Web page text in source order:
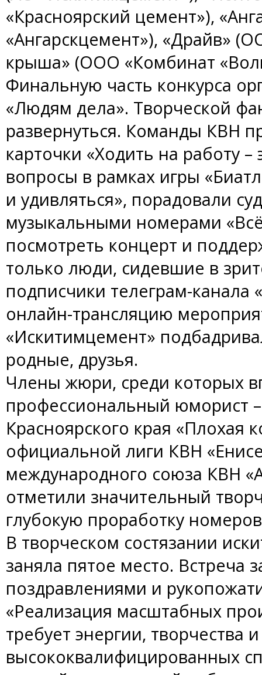
«Красноярский цемент»),
«Ангарскцемент»), «Драйв»
крыша» (ООО «Комбинат
Финальную часть конкурса
«Людям дела». Творческой
развернуться. Команды КВН
карточки «Ходить на работу
вопросы в рамках игры
и удивляться», порадовали
музыкальными номерами
посмотреть концерт и
только люди, сидевшие в
подписчики телеграм-
онлайн-трансляцию
«Искитимцемент»
родные, друзья.
Члены жюри, среди которых
профессиональный юморист
Красноярского края «Плохая
официальной лиги КВН
международного союза КВН
отметили значительный
глубокую проработку
В творческом состязании
заняла пятое место. Встреча
поздравлениями и
«Реализация масштабных
требует энергии, творчества
высококвалифицированных